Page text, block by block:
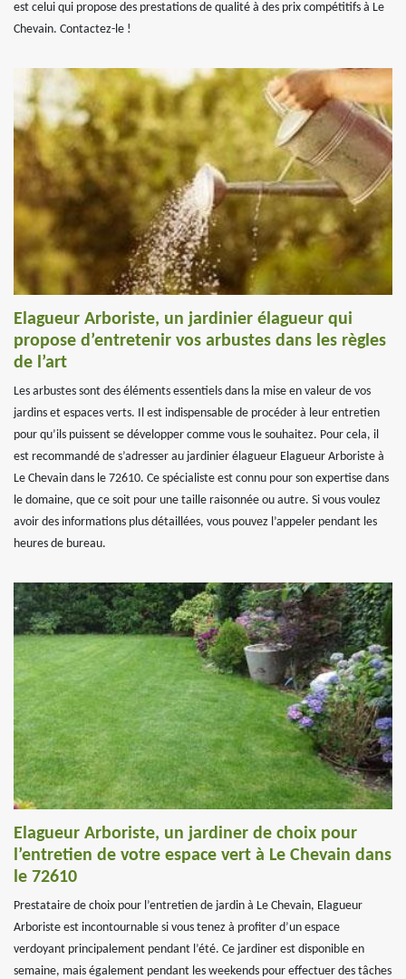
est celui qui propose des prestations de qualité à des prix compétitifs à Le
Chevain. Contactez-le !
Elagueur Arboriste, un jardinier élagueur qui
propose d’entretenir vos arbustes dans les règles
de l’art
Les arbustes sont des éléments essentiels dans la mise en valeur de vos
jardins et espaces verts. Il est indispensable de procéder à leur entretien
pour qu’ils puissent se développer comme vous le souhaitez. Pour cela, il
est recommandé de s’adresser au jardinier élagueur Elagueur Arboriste à
Le Chevain dans le 72610. Ce spécialiste est connu pour son expertise dans
le domaine, que ce soit pour une taille raisonnée ou autre. Si vous voulez
avoir des informations plus détaillées, vous pouvez l’appeler pendant les
heures de bureau.
Elagueur Arboriste, un jardiner de choix pour
l’entretien de votre espace vert à Le Chevain dans
le 72610
Prestataire de choix pour l’entretien de jardin à Le Chevain, Elagueur
Arboriste est incontournable si vous tenez à profiter d’un espace
verdoyant principalement pendant l’été. Ce jardiner est disponible en
semaine, mais également pendant les weekends pour effectuer des tâches